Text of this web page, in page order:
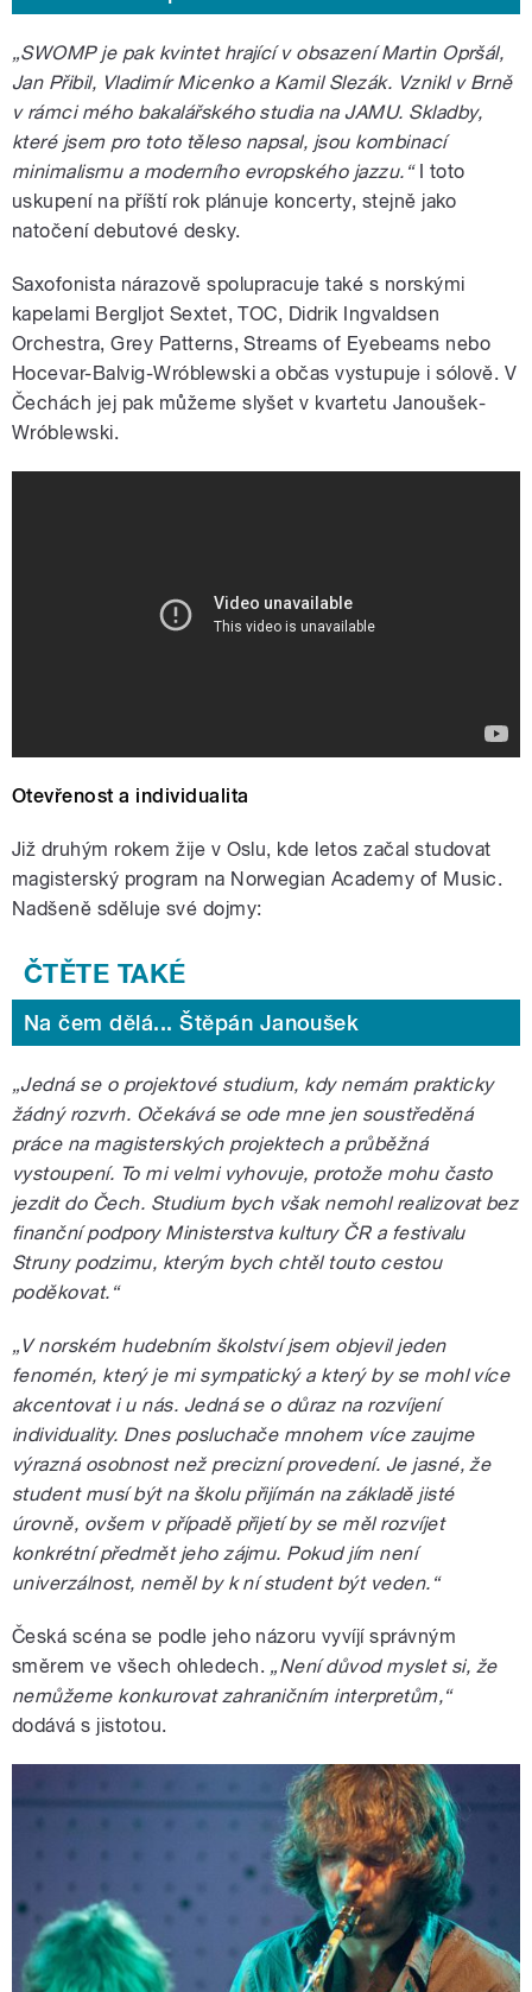
„SWOMP je pak kvintet hrající v obsazení Martin Opršál,
Jan Přibil, Vladimír Micenko a Kamil Slezák. Vznikl v Brně
v rámci mého bakalářského studia na JAMU. Skladby,
které jsem pro toto těleso napsal, jsou kombinací
minimalismu a moderního evropského jazzu.“I toto
uskupení na příští rok plánuje koncerty, stejně jako
natočení debutové desky.
Saxofonista nárazově spolupracuje také s norskými
kapelami Bergljot Sextet, TOC, Didrik Ingvaldsen
Orchestra, Grey Patterns, Streams of Eyebeams nebo
Hocevar-Balvig-Wróblewski a občas vystupuje i sólově. V
Čechách jej pak můžeme slyšet v kvartetu Janoušek-
Wróblewski.
Otevřenost a individualita
Již druhým rokem žije v Oslu, kde letos začal studovat
magisterský program na Norwegian Academy of Music.
Nadšeně sděluje své dojmy:
Na čem dělá... Štěpán Janoušek
„Jedná se o projektové studium, kdy nemám prakticky
žádný rozvrh. Očekává se ode mne jen soustředěná
práce na magisterských projektech a průběžná
vystoupení. To mi velmi vyhovuje, protože mohu často
jezdit do Čech. Studium bych však nemohl realizovat bez
finanční podpory Ministerstva kultury ČR a festivalu
Struny podzimu, kterým bych chtěl touto cestou
poděkovat.“
„V norském hudebním školství jsem objevil jeden
fenomén, který je mi sympatický a který by se mohl více
akcentovat i u nás. Jedná se o důraz na rozvíjení
individuality. Dnes posluchače mnohem více zaujme
výrazná osobnost než precizní provedení. Je jasné, že
student musí být na školu přijímán na základě jisté
úrovně, ovšem v případě přijetí by se měl rozvíjet
konkrétní předmět jeho zájmu. Pokud jím není
univerzálnost, neměl by k ní student být veden.“
Česká scéna se podle jeho názoru vyvíjí správným
směrem ve všech ohledech. „Není důvod myslet si, že
nemůžeme konkurovat zahraničním interpretům,“
dodává s jistotou.